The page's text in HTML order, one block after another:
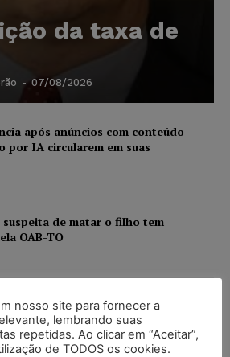
da taxa de
- 07/08/2026
após anúncios com conteúdo
por IA circularem em suas
de matar o filho tem
OAB-TO
deficiência e autistas de todos os
08/2026
nosso site para fornecer a
lembrando suas
repetidas. Ao clicar em “Aceitar”,
de TODOS os cookies.